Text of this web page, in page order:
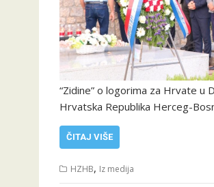
“Zidine” o logorima za Hrvate u
Hrvatska Republika Herceg-
ČITAJ VIŠE
HZHB, Iz medija